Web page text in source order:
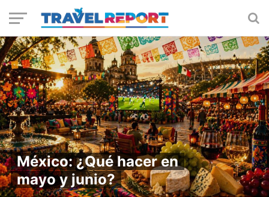
México: ¿Qué hacer en
mayo y junio?